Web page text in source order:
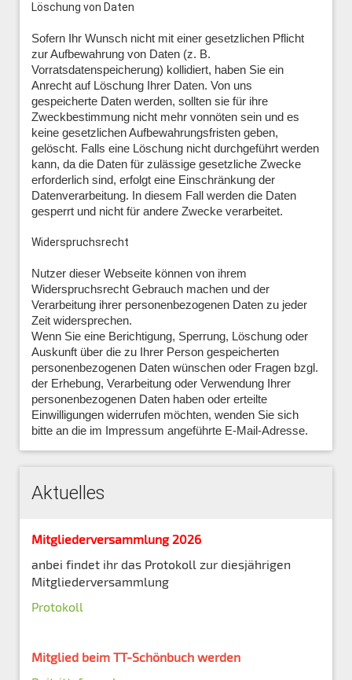
Löschung von Daten
Sofern Ihr Wunsch nicht mit einer gesetzlichen Pflicht
zur Aufbewahrung von Daten (z. B.
Vorratsdatenspeicherung) kollidiert, haben Sie ein
Anrecht auf Löschung Ihrer Daten. Von uns
gespeicherte Daten werden, sollten sie für ihre
Zweckbestimmung nicht mehr vonnöten sein und es
keine gesetzlichen Aufbewahrungsfristen geben,
gelöscht. Falls eine Löschung nicht durchgeführt werden
kann, da die Daten für zulässige gesetzliche Zwecke
erforderlich sind, erfolgt eine Einschränkung der
Datenverarbeitung. In diesem Fall werden die Daten
gesperrt und nicht für andere Zwecke verarbeitet.
Widerspruchsrecht
Nutzer dieser Webseite können von ihrem
Widerspruchsrecht Gebrauch machen und der
Verarbeitung ihrer personenbezogenen Daten zu jeder
Zeit widersprechen.
Wenn Sie eine Berichtigung, Sperrung, Löschung oder
Auskunft über die zu Ihrer Person gespeicherten
personenbezogenen Daten wünschen oder Fragen bzgl.
der Erhebung, Verarbeitung oder Verwendung Ihrer
personenbezogenen Daten haben oder erteilte
Einwilligungen widerrufen möchten, wenden Sie sich
bitte an die im Impressum angeführte E-Mail-Adresse.
Aktuelles
Mitgliederversammlung 2026
anbei findet ihr das Protokoll zur diesjährigen
Mitgliederversammlung
Protokoll
Mitglied beim TT-Schönbuch werden